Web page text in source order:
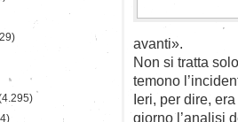
avanti».
Non si tratta
temono
Ieri, per dire,
giorno l’analisi